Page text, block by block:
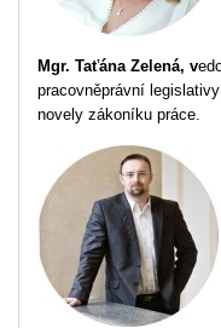
Mgr. Taťána Zelená, v
pracovněprávní
novely zákoníku práce.